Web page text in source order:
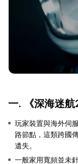
一. 《深海迷
玩家裝置與海外伺
路節點，這類跨國
遺失。
一般家用寬頻並未